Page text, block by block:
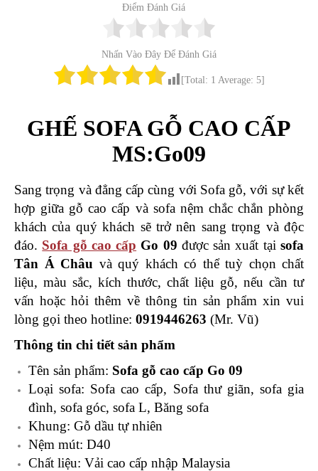
Điểm Đánh Giá
Nhấn Vào Đây Để Đánh Giá
[Total: 1 Average: 5]
GHẾ SOFA GỖ CAO CẤP
MS:Go09
Sang trọng và đẳng cấp cùng với Sofa gỗ, với sự kết
hợp giữa gỗ cao cấp và sofa nệm chắc chắn phòng
khách của quý khách sẽ trở nên sang trọng và độc
đáo. Sofa gỗ cao cấp Go 09 được sản xuất tạisofa
Tân Á Châu và quý khách có thể tuỳ chọn chất
liệu, màu sắc, kích thước, chất liệu gỗ, nếu cần tư
vấn hoặc hỏi thêm về thông tin sản phẩm xin vui
lòng gọi theo hotline: 0919446263 (Mr. Vũ)
Thông tin chi tiết sản phẩm
Tên sản phẩm: Sofa gỗ cao cấp Go 09
Loại sofa: Sofa cao cấp, Sofa thư giãn, sofa gia
đình, sofa góc, sofa L, Băng sofa
Khung: Gỗ dầu tự nhiên
Nệm mút: D40
Chất liệu: Vải cao cấp nhập Malaysia